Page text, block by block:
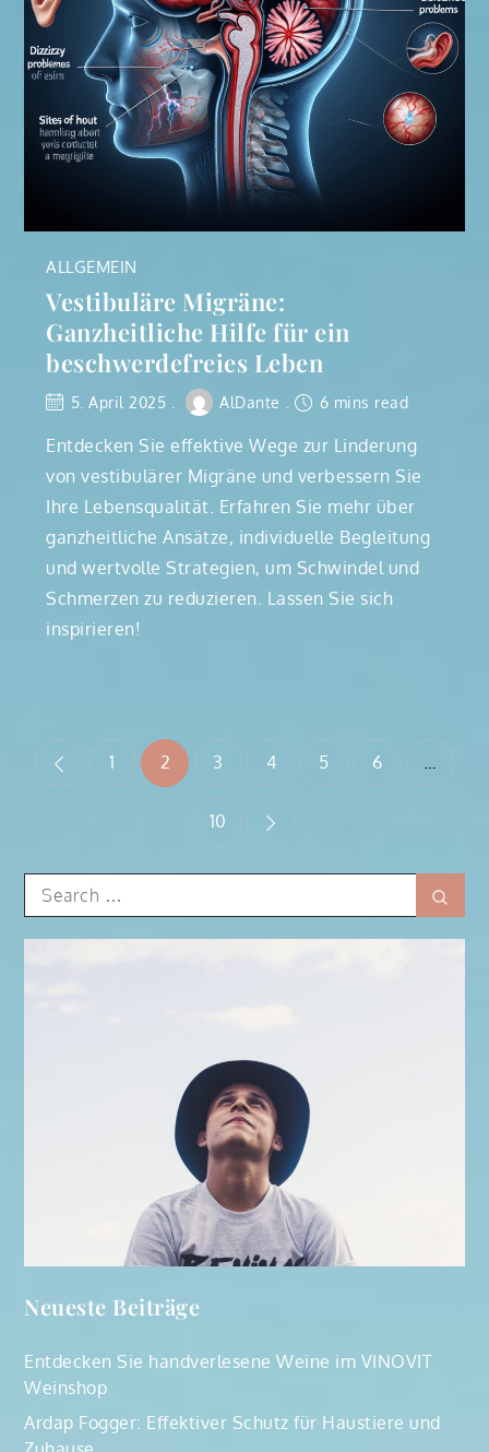
ALLGEMEIN
Vestibuläre Migräne:
Ganzheitliche Hilfe für ein
beschwerdefreies Leben
5. April 2025 AlDante 6 mins read
Entdecken Sie effektive Wege zur Linderung
von vestibulärer Migräne und verbessern Sie
Ihre Lebensqualität. Erfahren Sie mehr über
ganzheitliche Ansätze, individuelle Begleitung
und wertvolle Strategien, um Schwindel und
Schmerzen zu reduzieren. Lassen Sie sich
inspirieren!
Seitennummerierung
Beiträge
1 2 3 4 5 6 …
10
Search
for:
Neueste Beiträge
Entdecken Sie handverlesene Weine im VINOVIT
Weinshop
Ardap Fogger: Effektiver Schutz für Haustiere und